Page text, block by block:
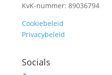
KvK-nummer: 89036794
Cookiebeleid
Privacybeleid
Socials